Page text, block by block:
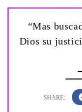
“Mas
Dios su